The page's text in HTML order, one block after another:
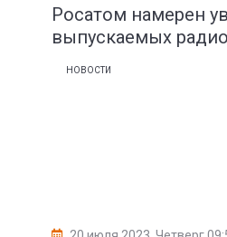
Росатом намерен
выпускаемых
НОВОСТИ